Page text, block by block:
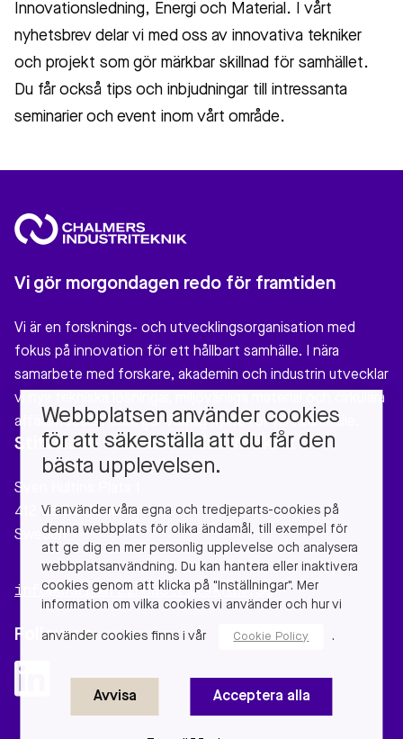
Innovationsledning, Energi och Material. I vårt
nyhetsbrev delar vi med oss av innovativa tekniker
och projekt som gör märkbar skillnad för samhället.
Du får också tips och inbjudningar till intressanta
seminarier och event inom vårt område.
Vi gör morgondagen redo för framtiden
Vi är en forsknings- och utvecklingsorganisation med
fokus på innovation för ett hållbart samhälle. I nära
samarbete med forskare, akademin och industrin utvecklar
vi nya tekniska lösningar, miljövänliga material och cirkulära
affärsmodeller som gör verklig nytta för vårt samhälle.
Stiftelsen Chalmers Industriteknik
Sven Hultins Plats 1
412 58 Gothenburg
Sweden
info@chalmersindustriteknik.se
Follow us
Webbplatsen använder cookies
för att säkerställa att du får den
bästa upplevelsen.
Vi använder våra egna och tredjeparts-cookies på
denna webbplats för olika ändamål, till exempel för
att ge dig en mer personlig upplevelse och analysera
webbplatsanvändning. Du kan hantera eller inaktivera
cookies genom att klicka på "Inställningar". Mer
information om vilka cookies vi använder och hur vi
använder cookies finns i vår Cookie Policy .
Avvisa Acceptera alla